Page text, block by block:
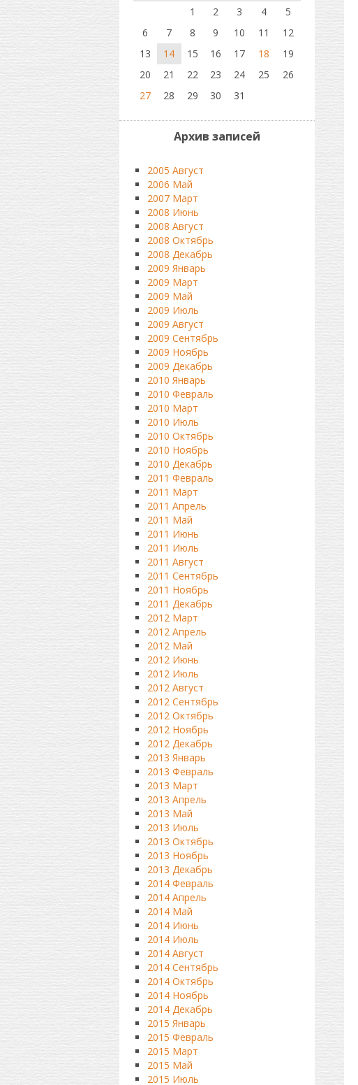
1
2 3 4
5
6
7 8 9 10 11
12
13
14 15 16 17 18
19
20
21 22 23 24 25
26
27
28 29 30 31
Архив записей
2005 Август
2006 Май
2007 Март
2008 Июнь
2008 Август
2008 Октябрь
2008 Декабрь
2009 Январь
2009 Март
2009 Май
2009 Июль
2009 Август
2009 Сентябрь
2009 Ноябрь
2009 Декабрь
2010 Январь
2010 Февраль
2010 Март
2010 Июль
2010 Октябрь
2010 Ноябрь
2010 Декабрь
2011 Февраль
2011 Март
2011 Апрель
2011 Май
2011 Июнь
2011 Июль
2011 Август
2011 Сентябрь
2011 Ноябрь
2011 Декабрь
2012 Март
2012 Апрель
2012 Май
2012 Июнь
2012 Июль
2012 Август
2012 Сентябрь
2012 Октябрь
2012 Ноябрь
2012 Декабрь
2013 Январь
2013 Февраль
2013 Март
2013 Апрель
2013 Май
2013 Июль
2013 Октябрь
2013 Ноябрь
2013 Декабрь
2014 Февраль
2014 Апрель
2014 Май
2014 Июнь
2014 Июль
2014 Август
2014 Сентябрь
2014 Октябрь
2014 Ноябрь
2014 Декабрь
2015 Январь
2015 Февраль
2015 Март
2015 Май
2015 Июль